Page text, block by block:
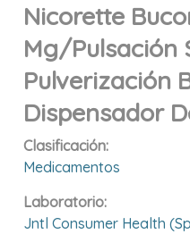
Nicorette
Mg/pulsación
Pulverización
Dispensador
Clasificación:
Medicamentos
Laboratorio:
Jntl Consumer Health